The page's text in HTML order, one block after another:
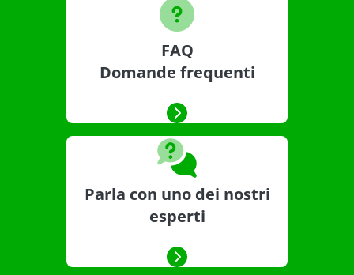
FAQ
Domande frequenti
Parla con uno dei nostri
esperti